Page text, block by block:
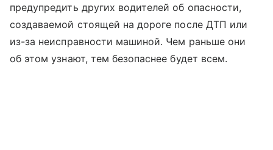
предупредить других водителей об опасности,
создаваемой стоящей на дороге после ДТП или
из-за неисправности машиной. Чем раньше они
об этом узнают, тем безопаснее будет всем.